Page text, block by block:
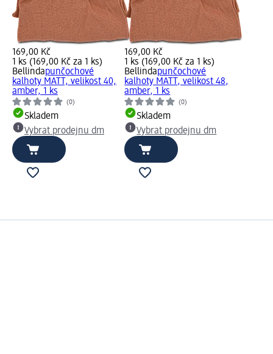
169,00 Kč
1 ks (169,00 Kč za 1 ks)
Bellindapunčochové
kalhoty MATT, velikost 40,
amber, 1 ks
(0)
Skladem
Vybrat prodejnu dm
169,00 Kč
1 ks (169,00 Kč za 1 ks)
Bellindapunčochové
kalhoty MATT, velikost 48,
amber, 1 ks
(0)
Skladem
Vybrat prodejnu dm